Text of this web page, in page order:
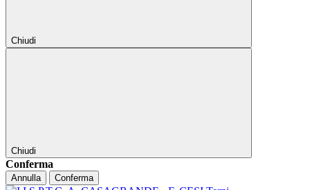
Chiudi
Chiudi
Conferma
Annulla Conferma